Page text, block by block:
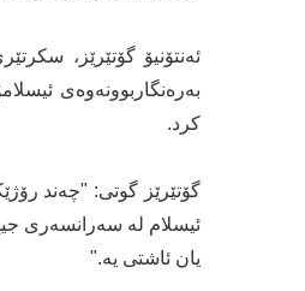
ئەنتۆنیۆ گۆتێرێز،
بەرەنگاربوونەوەی
کرد.
گۆتێرێز گوتی: "چەند
ئیسلام لە سەرانسەری
یان ئاشتی یە."